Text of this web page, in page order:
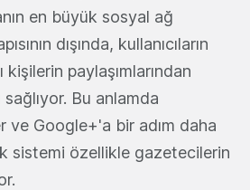
en büyük sosyal ağ
dışında, kullanıcıların
kişilerin paylaşımlarından
sağlıyor. Bu anlamda
Google+'a bir adım daha
sistemi özellikle gazetecilerin